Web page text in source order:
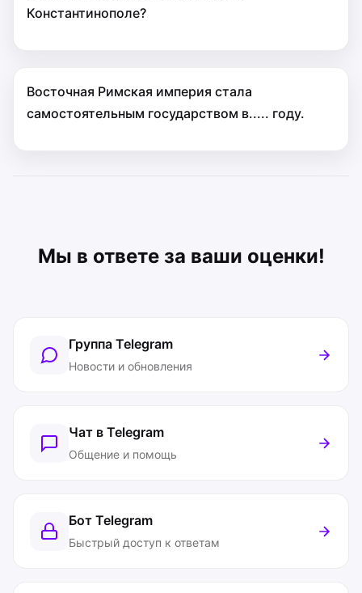
Константинополе?
Восточная Римская империя стала
самостоятельным государством в..... году.
Мы в ответе за ваши оценки!
Группа Telegram
Новости и обновления
Чат в Telegram
Общение и помощь
Бот Telegram
Быстрый доступ к ответам